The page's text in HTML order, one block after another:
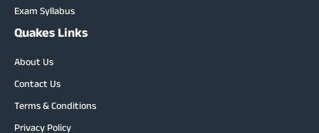
Exam Syllabus
Quakes Links
About Us
Contact Us
Terms & Conditions
Privacy Policy